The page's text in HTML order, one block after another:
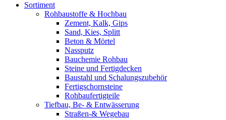
Sortiment
Rohbaustoffe & Hochbau
Zement, Kalk, Gips
Sand, Kies, Splitt
Beton & Mörtel
Nassputz
Bauchemie Rohbau
Steine und Fertigdecken
Baustahl und Schalungszubehör
Fertigschornsteine
Rohbaufertigteile
Tiefbau, Be- & Entwässerung
Straßen-& Wegebau